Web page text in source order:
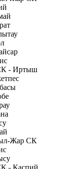
- Иртыш
Жар СК